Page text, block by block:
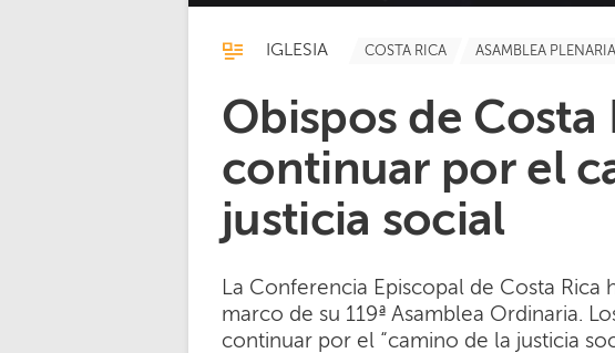
IGLESIA COSTA RICA ASAMBLEA PLENARIA
Obispos de Costa
continuar por el
justicia social
La Conferencia Episcopal de Costa
marco de su 119ª Asamblea Ordinaria.
continuar por el “camino de la justicia